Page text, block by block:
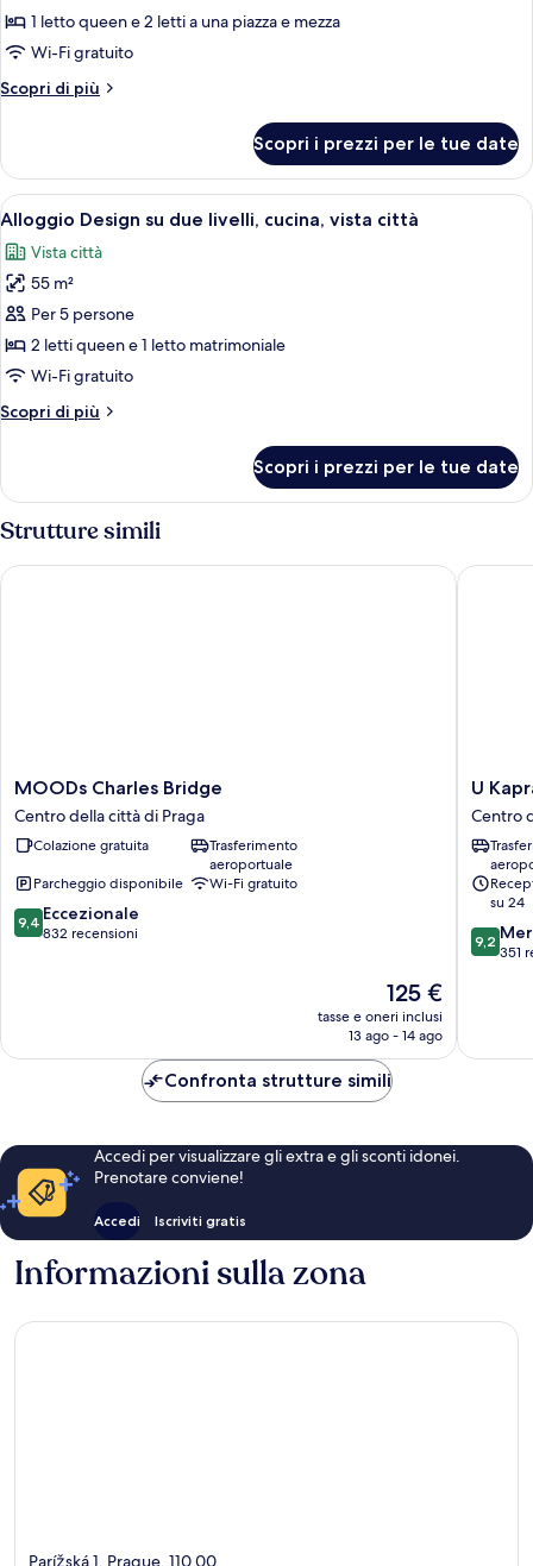
1
camera
letto,
vista
città
1 letto queen e 2 letti a una piazza e mezza
Wi-Fi gratuito
Scopri di più
Altri
Design,
camera
letto,
angolo
cottura,
vista
città
Scopri i prezzi per le tue date
Apri
tutte
le
foto
per
Alloggio
Design
due
vista
città
Una piazza storica con edifici
13
Alloggio Design su due livelli, cucina, vista città
Vista città
55 m²
Per 5 persone
2 letti queen e 1 letto matrimoniale
Wi-Fi gratuito
Scopri di più
Altri
Design
su
due
livelli,
cucina,
Scopri i prezzi per le tue date
Strutture simili
MOODs
Charles
Bridge
Centro
città
di
Praga
MOODs Charles Bridge
Centro della città di Praga
Colazione gratuita
Trasferimento
aeroportuale
Parcheggio disponibile
Wi-Fi gratuito
9.4
su
9,4 Eccezionale
832 recensioni
Il
prezzo
attuale
125 €
125 €
tasse e oneri inclusi
13 ago - 14 ago
MOODs Charles Bridge
U
Kapra
Centro
della
città
Praga
U
Centro
su 24
9.2
su
9,2
351
U
Confronta strutture simili
Accedi per visualizzare gli extra e gli sconti idonei.
Prenotare conviene!
Accedi Iscriviti gratis
Informazioni sulla zona
Parížská 1, Prague, 110 00